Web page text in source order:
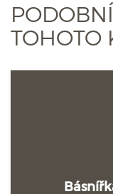
TOHOTO